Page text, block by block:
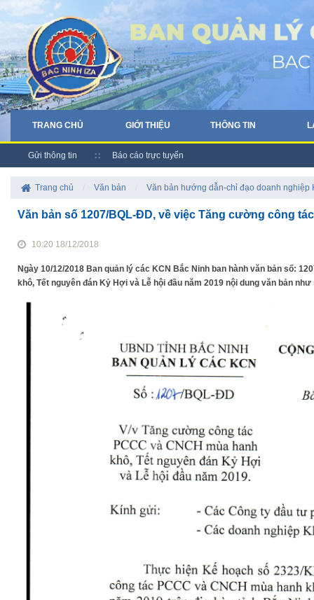
TRANG CHỦ GIỚI THIỆU THÔNG TIN
Gửi thông tin Báo cáo trực tuyến
Trang chủ Văn bản Văn bản hướng dẫn-chỉ đạo doanh nghiệp
Văn bản số 1207/BQL-ĐD, về việc Tăng cường công
10:20 18/12/2018
Ngày 10/12/2018 Ban quản lý các KCN Bắc Ninh ban hành văn bản số:
khô, Tết nguyên đán Kỷ Hợi và Lễ hội đầu năm 2019 nội dung văn bản như